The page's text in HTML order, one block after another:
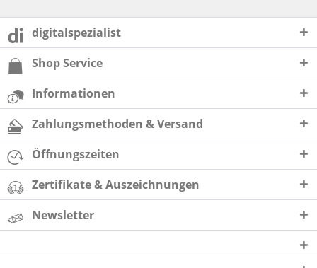
digitalspezialist
Shop Service
Informationen
Zahlungsmethoden & Versand
Öffnungszeiten
Zertifikate & Auszeichnungen
Newsletter